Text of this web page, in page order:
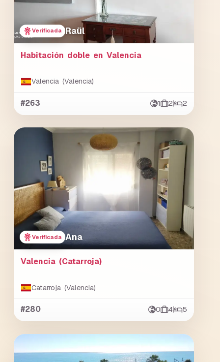
Verificada Raül
Habitación doble en Valencia
Valencia (Valencia)
#263 1 2 2
Verificada Ana
Valencia (Catarroja)
Catarroja (Valencia)
#280 0 4 5